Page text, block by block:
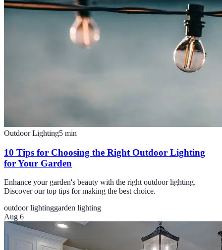
Outdoor Lighting5 min
10 Tips for Choosing the Right Outdoor Lighting
for Your Garden
Enhance your garden's beauty with the right outdoor lighting.
Discover our top tips for making the best choice.
outdoor lightinggarden lighting
Aug 6